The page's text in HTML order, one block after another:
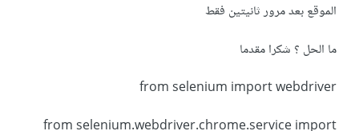
الموقع بعد مرور ثانيتين فقط
ما الحل ؟ شكرا مقدما
from selenium import webdriver